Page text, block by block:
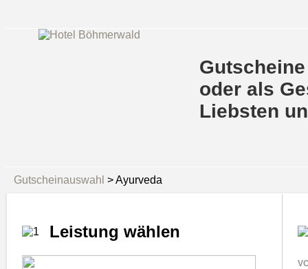
oder als
Liebsten
Gutscheinauswahl > Ayurveda
Leistung wählen